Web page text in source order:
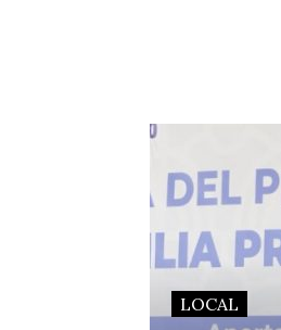
LOCAL